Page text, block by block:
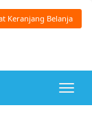
Keranjang Belanja